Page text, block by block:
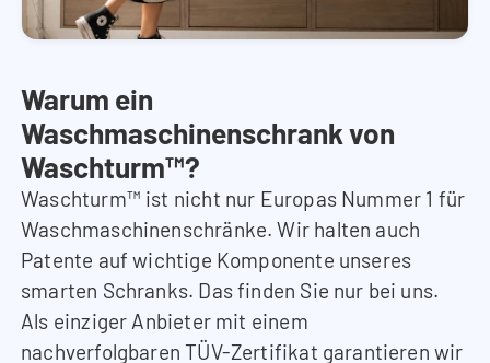
Warum ein
Waschmaschinenschrank von
Waschturm™?
Waschturm™ ist nicht nur Europas Nummer 1 für
Waschmaschinenschränke. Wir halten auch
Patente auf wichtige Komponente unseres
smarten Schranks. Das finden Sie nur bei uns.
Als einziger Anbieter mit einem
nachverfolgbaren TÜV-Zertifikat garantieren wir